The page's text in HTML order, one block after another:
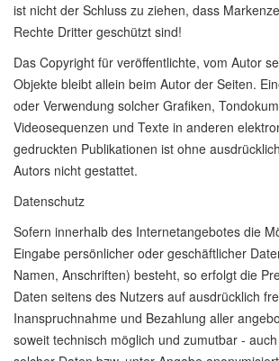
ist nicht der Schluss zu ziehen, dass
Rechte Dritter geschützt sind!
Das Copyright für veröffentlichte, vom Autor
Objekte bleibt allein beim Autor der Seiten.
oder Verwendung solcher Grafiken,
Videosequenzen und Texte in anderen
gedruckten Publikationen ist ohne
Autors nicht gestattet.
Datenschutz
Sofern innerhalb des Internetangebotes die
Eingabe persönlicher oder geschäftlicher
Namen, Anschriften) besteht, so erfolgt die
Daten seitens des Nutzers auf ausdrücklich
Inanspruchnahme und Bezahlung aller
soweit technisch möglich und zumutbar -